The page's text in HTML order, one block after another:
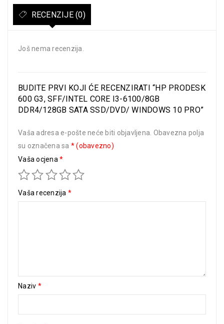
RECENZIJE (0)
Još nema recenzija.
BUDITE PRVI KOJI ĆE RECENZIRATI “HP PRODESK
600 G3, SFF/INTEL CORE I3-6100/8GB
DDR4/128GB SATA SSD/DVD/ WINDOWS 10 PRO”
Vaša adresa e-pošte neće biti objavljena. Obavezna polja
su označena sa * (obavezno)
Vaša ocjena *
Vaša recenzija *
Naziv *